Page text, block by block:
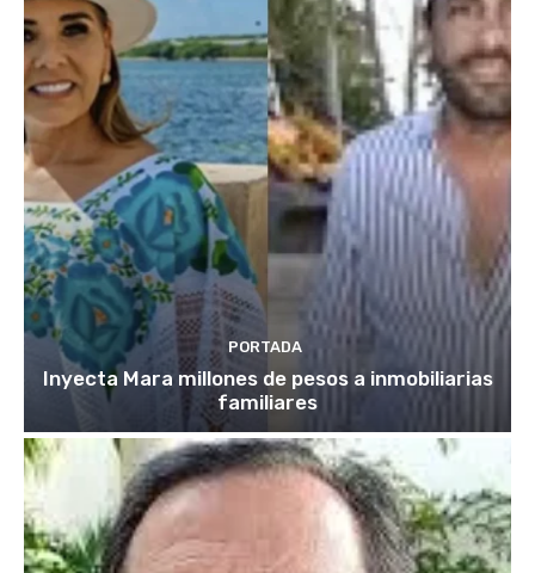
PORTADA
Inyecta Mara millones de pesos a inmobiliarias
familiares